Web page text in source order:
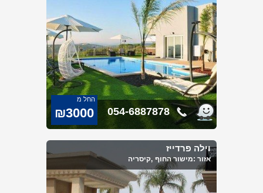
החל מ
₪3000 054-6887878
וילה פרדייז
אזור :מישור החוף ,קיסריה